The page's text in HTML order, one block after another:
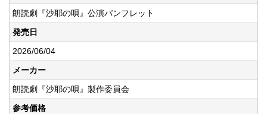
朗読劇『沙耶の唄』公演パンフレット
発売日
2026/06/04
メーカー
朗読劇『沙耶の唄』製作委員会
参考価格